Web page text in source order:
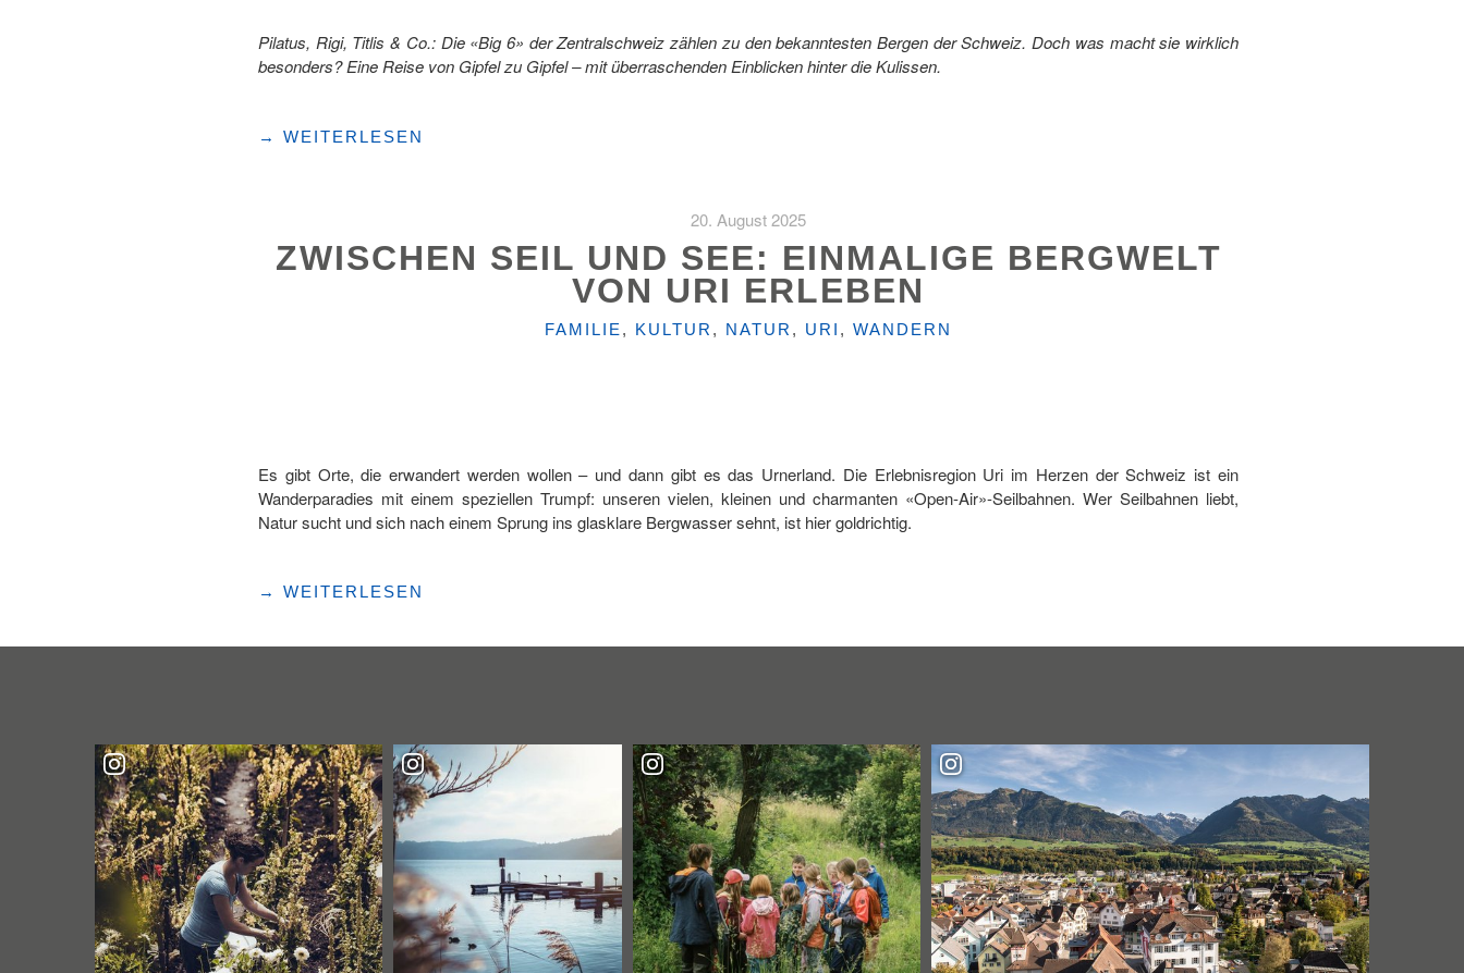
Pilatus, Rigi, Titlis & Co.: Die «Big 6» der Zentralschweiz zählen zu den bekanntesten Bergen der Schweiz. Doch was macht sie wirklich
besonders? Eine Reise von Gipfel zu Gipfel – mit überraschenden Einblicken hinter die Kulissen.
"VON
DURCH
DIE
→ WEITERLESEN
20. August 2025
ZWISCHEN SEIL UND SEE: EINMALIGE BERGWELT
VON URI ERLEBEN
KATEGORIEN
FAMILIE , KULTUR , NATUR , URI , WANDERN
Es gibt Orte, die erwandert werden wollen – und dann gibt es das Urnerland. Die Erlebnisregion Uri im Herzen der Schweiz ist ein
Wanderparadies mit einem speziellen Trumpf: unseren vielen, kleinen und charmanten «Open-Air»-Seilbahnen. Wer Seilbahnen liebt,
Natur sucht und sich nach einem Sprung ins glasklare Bergwasser sehnt, ist hier goldrichtig.
"ZWISCHEN
URI
ERLEBEN"
→ WEITERLESEN